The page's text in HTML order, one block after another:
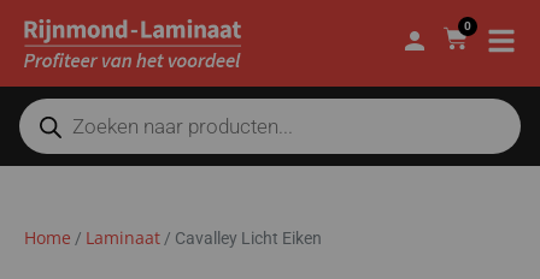
0
Home / Laminaat / Cavalley Licht Eiken